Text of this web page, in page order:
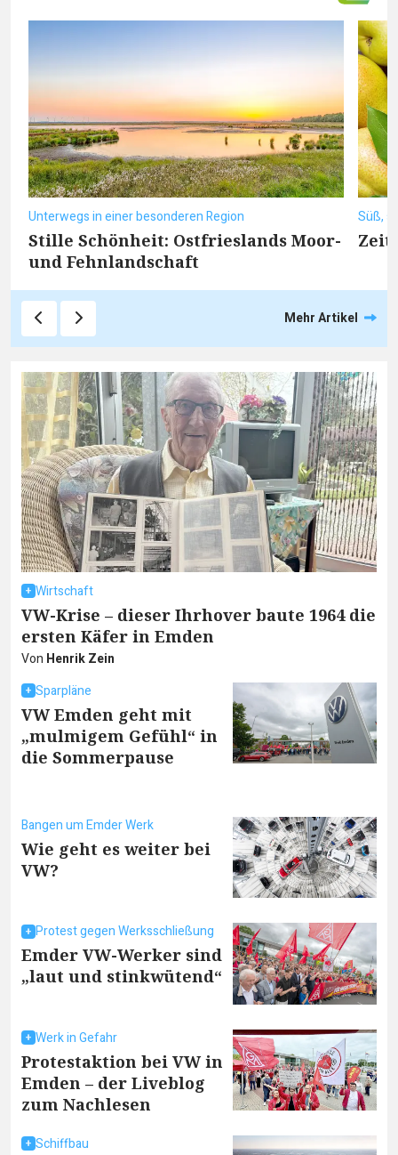
Unterwegs in einer besonderen Region
Stille Schönheit: Ostfrieslands Moor-
und Fehnlandschaft
Süß,
Zeit
Mehr Artikel
Wirtschaft
VW-Krise – dieser Ihrhover baute 1964 die
ersten Käfer in Emden
Von Henrik Zein
Sparpläne
VW Emden geht mit
„mulmigem Gefühl“ in
die Sommerpause
Bangen um Emder Werk
Wie geht es weiter bei
VW?
Protest gegen Werksschließung
Emder VW-Werker sind
„laut und stinkwütend“
Werk in Gefahr
Protestaktion bei VW in
Emden – der Liveblog
zum Nachlesen
Schiffbau